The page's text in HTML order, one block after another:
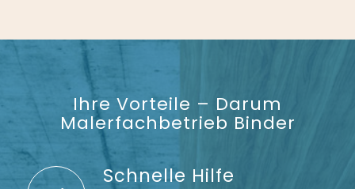
Ihre Vorteile – Darum
Malerfachbetrieb Binder
Schnelle Hilfe